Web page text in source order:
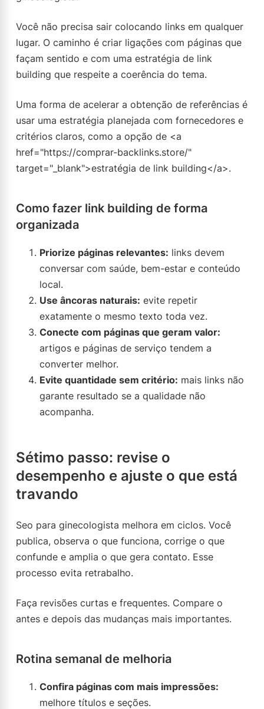
Você não precisa sair colocando links em qualquer
lugar. O caminho é criar ligações com páginas que
façam sentido e com uma estratégia de link
building que respeite a coerência do tema.
Uma forma de acelerar a obtenção de referências é
usar uma estratégia planejada com fornecedores e
critérios claros, como a opção de <a
href="https://comprar-backlinks.store/"
target="_blank">estratégia de link building</a>.
Como fazer link building de forma
organizada
Priorize páginas relevantes: links devem
conversar com saúde, bem-estar e conteúdo
local.
Use âncoras naturais: evite repetir
exatamente o mesmo texto toda vez.
Conecte com páginas que geram valor:
artigos e páginas de serviço tendem a
converter melhor.
Evite quantidade sem critério: mais links não
garante resultado se a qualidade não
acompanha.
Sétimo passo: revise o
desempenho e ajuste o que está
travando
Seo para ginecologista melhora em ciclos. Você
publica, observa o que funciona, corrige o que
confunde e amplia o que gera contato. Esse
processo evita retrabalho.
Faça revisões curtas e frequentes. Compare o
antes e depois das mudanças mais importantes.
Rotina semanal de melhoria
Confira páginas com mais impressões:
melhore títulos e seções.